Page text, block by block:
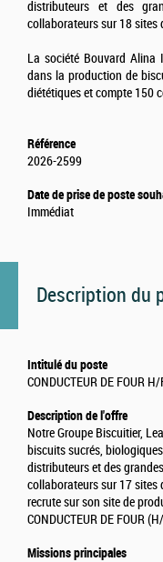
Description du
Intitulé du poste
CONDUCTEUR DE FOUR H/
Description de l'offre
Notre Groupe Biscuitier,
biscuits sucrés,
distributeurs et des
collaborateurs sur 17 sites
recrute sur son site de
CONDUCTEUR DE FOUR
Missions principales
distributeurs et des
collaborateurs sur 18 sites
La société Bouvard Alina
dans la production de
diététiques et compte 150
Référence
2026-2599
Date de prise de poste
Immédiat